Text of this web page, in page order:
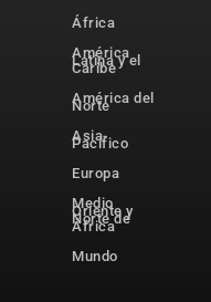
África
América
Latina y el
Caribe
América del
Norte
Asia-
Pacífico
Europa
Medio
Oriente y
Norte de
África
Mundo